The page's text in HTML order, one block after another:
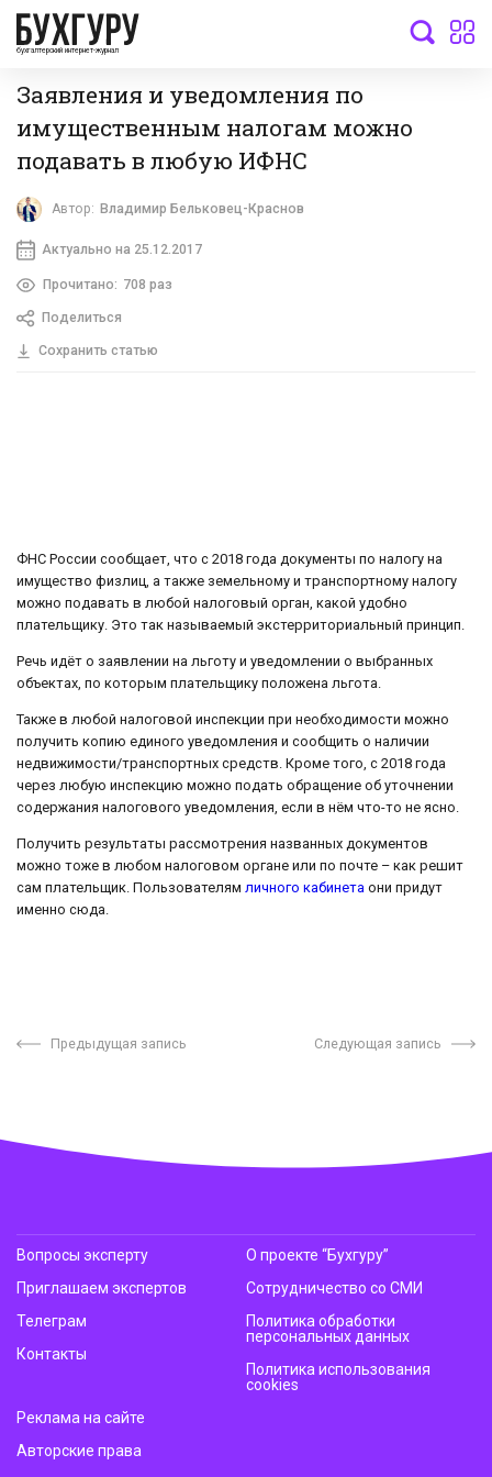
бухгалтерский интернет-журнал
Заявления и уведомления по
имущественным налогам можно
подавать в любую ИФНС
Автор: Владимир Бельковец-Краснов
Актуально на 25.12.2017
Прочитано: 708 раз
Поделиться
Сохранить статью
ФНС России сообщает, что с 2018 года документы по налогу на
имущество физлиц, а также земельному и транспортному налогу
можно подавать в любой налоговый орган, какой удобно
плательщику. Это так называемый экстерриториальный принцип.
Речь идёт о заявлении на льготу и уведомлении о выбранных
объектах, по которым плательщику положена льгота.
Также в любой налоговой инспекции при необходимости можно
получить копию единого уведомления и сообщить о наличии
недвижимости/транспортных средств. Кроме того, с 2018 года
через любую инспекцию можно подать обращение об уточнении
содержания налогового уведомления, если в нём что-то не ясно.
Получить результаты рассмотрения названных документов
можно тоже в любом налоговом органе или по почте – как решит
сам плательщик. Пользователям личного кабинета они придут
именно сюда.
Предыдущая запись Следующая запись
Вопросы эксперту
Приглашаем экспертов
Телеграм
Контакты
О проекте “Бухгуру”
Сотрудничество со СМИ
Политика обработки
персональных данных
Политика использования
cookies
Реклама на сайте
Авторские права